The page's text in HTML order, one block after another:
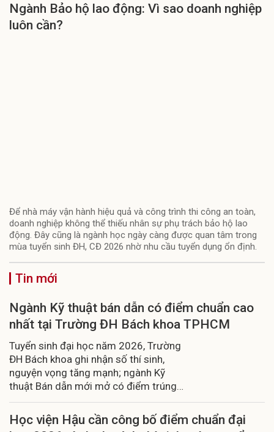
Ngành Bảo hộ lao động: Vì sao doanh nghiệp
luôn cần?
Để nhà máy vận hành hiệu quả và công trình thi công an toàn,
doanh nghiệp không thể thiếu nhân sự phụ trách bảo hộ lao
động. Đây cũng là ngành học ngày càng được quan tâm trong
mùa tuyển sinh ĐH, CĐ 2026 nhờ nhu cầu tuyển dụng ổn định.
Tin mới
Ngành Kỹ thuật bán dẫn có điểm chuẩn cao
nhất tại Trường ĐH Bách khoa TPHCM
Tuyển sinh đại học năm 2026, Trường
ĐH Bách khoa ghi nhận số thí sinh,
nguyện vọng tăng mạnh; ngành Kỹ
thuật Bán dẫn mới mở có điểm trúng
tuyển cao nhất trường.
Học viện Hậu cần công bố điểm chuẩn đại